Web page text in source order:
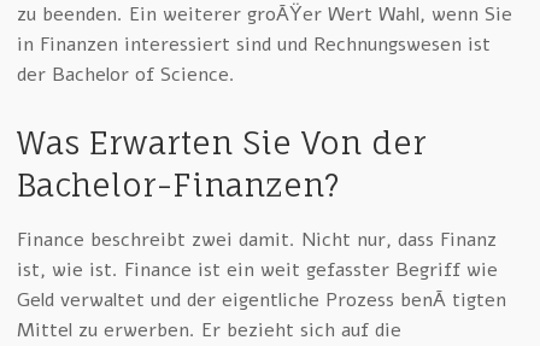
zu beenden. Ein weiterer groÃŸer Wert Wahl, wenn Sie
in Finanzen interessiert sind und Rechnungswesen ist
der Bachelor of Science.
Was Erwarten Sie Von der
Bachelor-Finanzen?
Finance beschreibt zwei damit. Nicht nur, dass Finanz
ist, wie ist. Finance ist ein weit gefasster Begriff wie
Geld verwaltet und der eigentliche Prozess benÃ¶tigten
Mittel zu erwerben. Er bezieht sich auf die